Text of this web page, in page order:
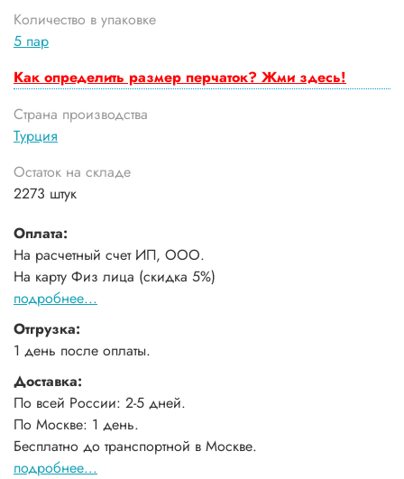
Количество в упаковке
5 пар
Как определить размер перчаток? Жми здесь!
Страна производства
Турция
Остаток на складе
2273 штук
Оплата:
На расчетный счет ИП, ООО.
На карту Физ лица (скидка 5%)
подробнее...
Отгрузка:
1 день после оплаты.
Доставка:
По всей России: 2-5 дней.
По Москве: 1 день.
Бесплатно до транспортной в Москве.
подробнее...